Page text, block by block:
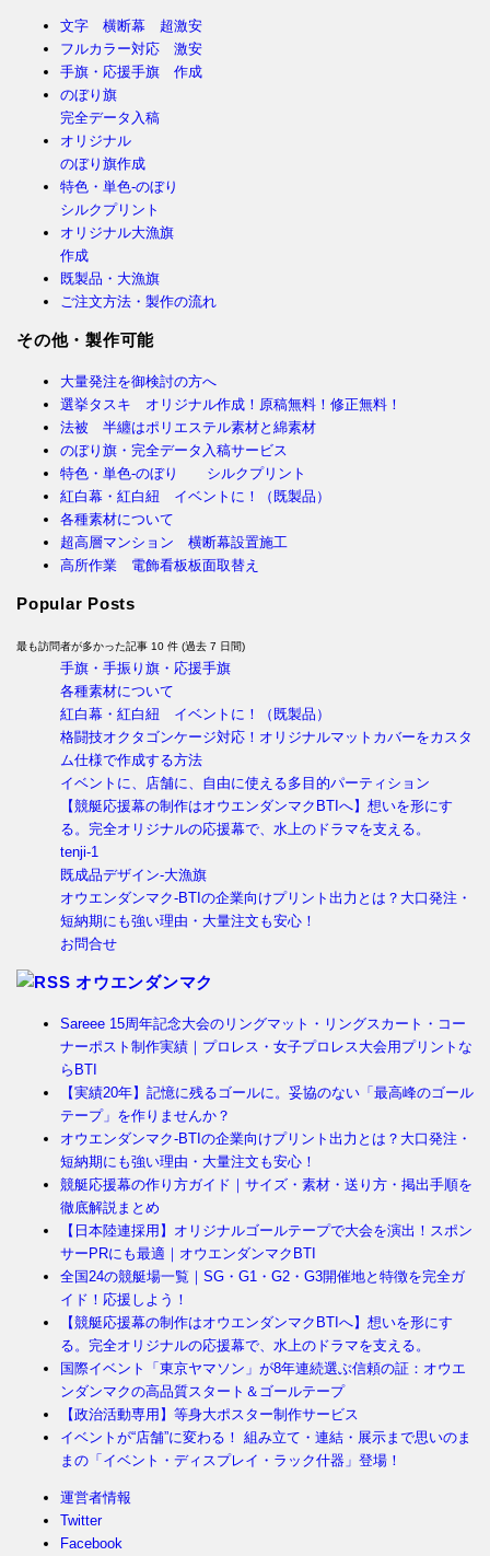
文字 横断幕 超激安
フルカラー対応 激安
手旗・応援手旗 作成
のぼり旗
完全データ入稿
オリジナル
のぼり旗作成
特色・単色-のぼり
シルクプリント
オリジナル大漁旗
作成
既製品・大漁旗
ご注文方法・製作の流れ
その他・製作可能
大量発注を御検討の方へ
選挙タスキ オリジナル作成！原稿無料！修正無料！
法被 半纏はポリエステル素材と綿素材
のぼり旗・完全データ入稿サービス
特色・単色-のぼり シルクプリント
紅白幕・紅白紐 イベントに！（既製品）
各種素材について
超高層マンション 横断幕設置施工
高所作業 電飾看板板面取替え
Popular Posts
最も訪問者が多かった記事 10 件 (過去 7 日間)
手旗・手振り旗・応援手旗
各種素材について
紅白幕・紅白紐 イベントに！（既製品）
格闘技オクタゴンケージ対応！オリジナルマットカバーをカスタ
ム仕様で作成する方法
イベントに、店舗に、自由に使える多目的パーティション
【競艇応援幕の制作はオウエンダンマクBTIへ】想いを形にす
る。完全オリジナルの応援幕で、水上のドラマを支える。
tenji-1
既成品デザイン-大漁旗
オウエンダンマク-BTIの企業向けプリント出力とは？大口発注・
短納期にも強い理由・大量注文も安心！
お問合せ
オウエンダンマク
Sareee 15周年記念大会のリングマット・リングスカート・コー
ナーポスト制作実績｜プロレス・女子プロレス大会用プリントな
らBTI
【実績20年】記憶に残るゴールに。妥協のない「最高峰のゴール
テープ」を作りませんか？
オウエンダンマク-BTIの企業向けプリント出力とは？大口発注・
短納期にも強い理由・大量注文も安心！
競艇応援幕の作り方ガイド｜サイズ・素材・送り方・掲出手順を
徹底解説まとめ
【日本陸連採用】オリジナルゴールテープで大会を演出！スポン
サーPRにも最適｜オウエンダンマクBTI
全国24の競艇場一覧｜SG・G1・G2・G3開催地と特徴を完全ガ
イド！応援しよう！
【競艇応援幕の制作はオウエンダンマクBTIへ】想いを形にす
る。完全オリジナルの応援幕で、水上のドラマを支える。
国際イベント「東京ヤマソン」が8年連続選ぶ信頼の証：オウエ
ンダンマクの高品質スタート＆ゴールテープ
【政治活動専用】等身大ポスター制作サービス
イベントが“店舗”に変わる！ 組み立て・連結・展示まで思いのま
まの「イベント・ディスプレイ・ラック什器」登場！
運営者情報
Twitter
Facebook